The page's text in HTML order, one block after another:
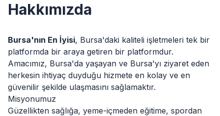
Hakkımızda
Bursa'nın En İyisi, Bursa'daki kaliteli işletmeleri tek bir
platformda bir araya getiren bir platformdur.
Amacımız, Bursa'da yaşayan ve Bursa'yı ziyaret eden
herkesin ihtiyaç duyduğu hizmete en kolay ve en
güvenilir şekilde ulaşmasını sağlamaktır.
Misyonumuz
Güzellikten sağlığa, yeme-içmeden eğitime, spordan